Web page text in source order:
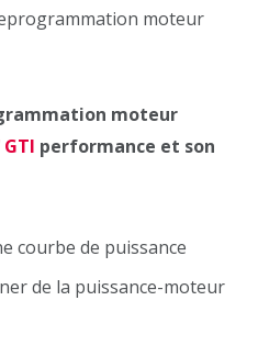
moteur
moteur
performance et son
courbe de puissance
de la puissance-moteur